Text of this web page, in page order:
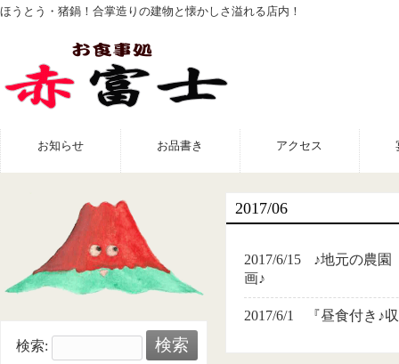
ほうとう・猪鍋！合掌造りの建物と懐かしさ溢れる店内！
お知らせ お品書き アクセス
2017/06
2017/6/15
♪地元の農園
画♪
2017/6/1 『昼食付き♪
検索: